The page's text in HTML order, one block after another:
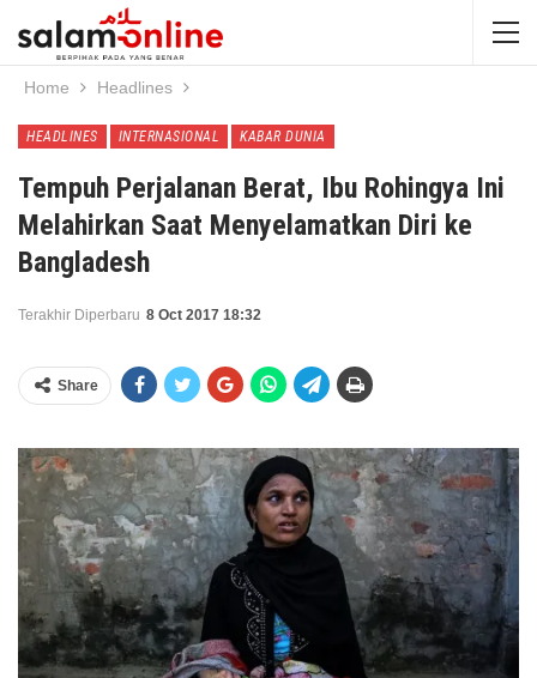
Home Headlines
HEADLINES INTERNASIONAL KABAR DUNIA
Tempuh Perjalanan Berat, Ibu Rohingya Ini
Melahirkan Saat Menyelamatkan Diri ke
Bangladesh
Terakhir Diperbaru 8 Oct 2017 18:32
Share